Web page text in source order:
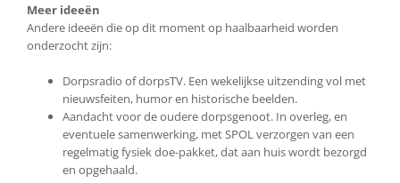
Meer ideeën
Andere ideeën die op dit moment op haalbaarheid worden
onderzocht zijn:
Dorpsradio of dorpsTV. Een wekelijkse uitzending vol met
nieuwsfeiten, humor en historische beelden.
Aandacht voor de oudere dorpsgenoot. In overleg, en
eventuele samenwerking, met SPOL verzorgen van een
regelmatig fysiek doe-pakket, dat aan huis wordt bezorgd
en opgehaald.